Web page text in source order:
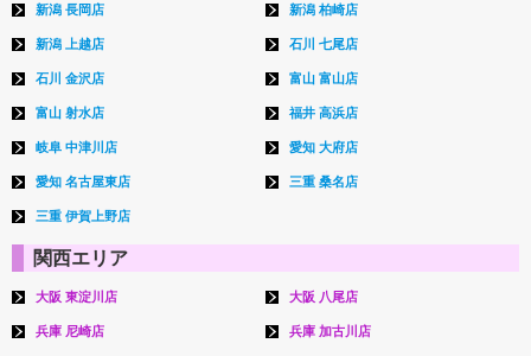
新潟 長岡店 新潟 柏崎店
新潟 上越店 石川 七尾店
石川 金沢店 富山 富山店
富山 射水店 福井 高浜店
岐阜 中津川店 愛知 大府店
愛知 名古屋東店 三重 桑名店
三重 伊賀上野店
関西エリア
大阪 東淀川店 大阪 八尾店
兵庫 尼崎店 兵庫 加古川店